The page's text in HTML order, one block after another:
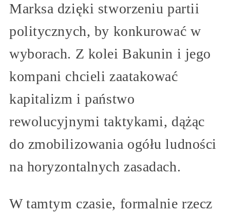
Marksa dzięki stworzeniu partii
politycznych, by konkurować w
wyborach. Z kolei Bakunin i jego
kompani chcieli zaatakować
kapitalizm i państwo
rewolucyjnymi taktykami, dążąc
do zmobilizowania ogółu ludności
na horyzontalnych zasadach.
W tamtym czasie, formalnie rzecz